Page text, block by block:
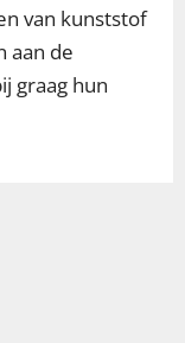
van kunststof
aan de
graag hun